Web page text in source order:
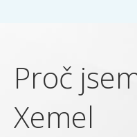
Proč
Xemel